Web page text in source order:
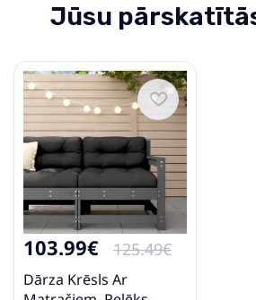
Jūsu
103.99€ 125.49€
Dārza Krēsls Ar